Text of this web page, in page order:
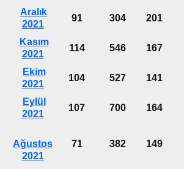
Aralık
2021
91 304 201
Kasım
2021
114 546 167
Ekim
2021
104 527 141
Eylül
2021
107 700 164
Ağustos
2021
71 382 149